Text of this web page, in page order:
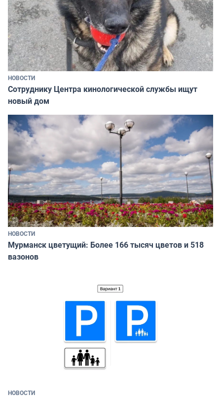
НОВОСТИ
Сотруднику Центра кинологической службы ищут
новый дом
НОВОСТИ
Мурманск цветущий: Более 166 тысяч цветов и 518
вазонов
НОВОСТИ